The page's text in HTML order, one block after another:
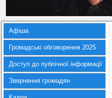
Афіша
Громадські обговорення 2025
Доступ до публічної інформації
Звернення громадян